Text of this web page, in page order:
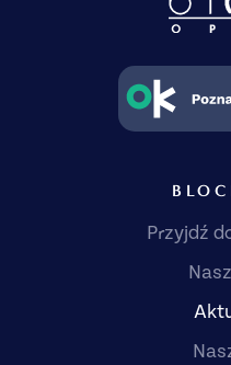
Przyjdź